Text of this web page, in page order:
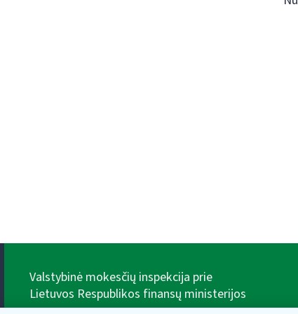
Valstybinė mokesčių inspekcija prie
Lietuvos Respublikos finansų ministerijos